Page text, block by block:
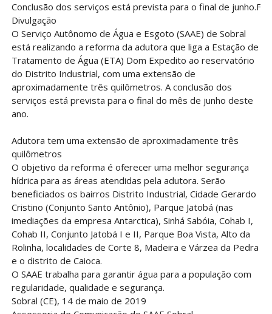
Conclusão dos serviços está prevista para o final de
Divulgação
O Serviço Autônomo de Água e Esgoto (SAAE) de Sobral
está realizando a reforma da adutora que liga a Estação de
Tratamento de Água (ETA) Dom Expedito ao reservatório
do Distrito Industrial, com uma extensão de
aproximadamente três quilômetros. A conclusão dos
serviços está prevista para o final do mês de junho deste
ano.
Adutora tem uma extensão de aproximadamente três
quilômetros
O objetivo da reforma é oferecer uma melhor segurança
hídrica para as áreas atendidas pela adutora. Serão
beneficiados os bairros Distrito Industrial, Cidade Gerardo
Cristino (Conjunto Santo Antônio), Parque Jatobá (nas
imediações da empresa Antarctica), Sinhá Sabóia, Cohab I,
Cohab II, Conjunto Jatobá I e II, Parque Boa Vista, Alto da
Rolinha, localidades de Corte 8, Madeira e Várzea da Pedra
e o distrito de Caioca.
O SAAE trabalha para garantir água para a população com
regularidade, qualidade e segurança.
Sobral (CE), 14 de maio de 2019